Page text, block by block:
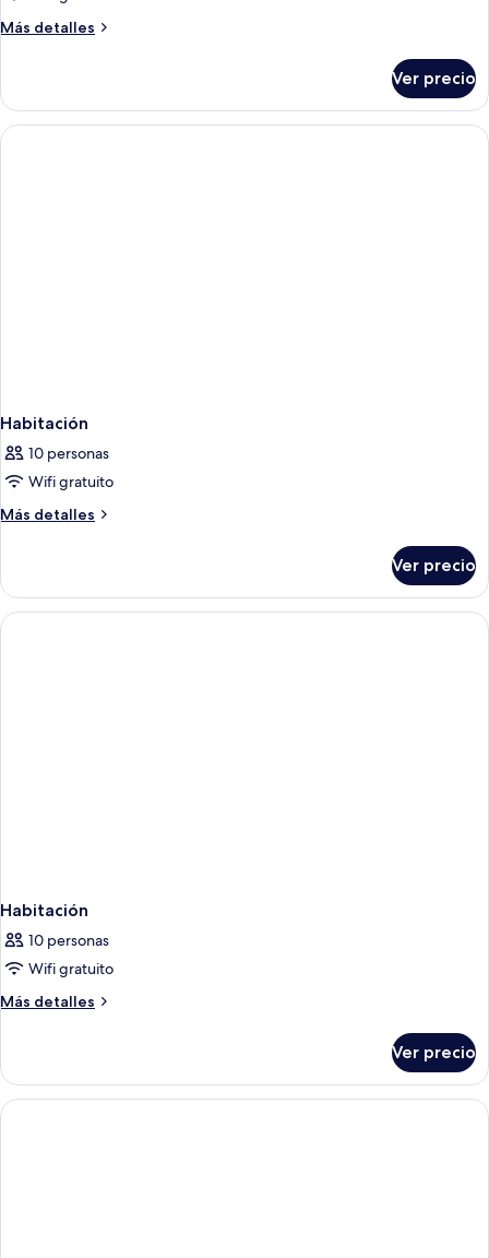
Más detalles
Más
junior
Ver precio
Habitación
10 personas
Wifi gratuito
Más detalles
Más
Ver precio
Habitación
10 personas
Wifi gratuito
Más detalles
Más
Ver precio